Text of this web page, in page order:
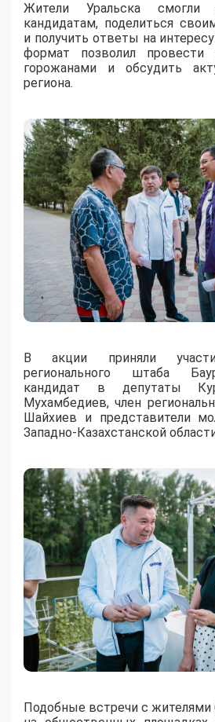
Жители Уральска смогли
кандидатам, поделиться
и получить ответы на
формат позволил провести
горожанами и обсудить
региона.
В акции приняли
регионального штаба
кандидат в депутаты
Мухамбедиев, член
Шайхиев и представители
Западно-Казахстанской
Подобные встречи с